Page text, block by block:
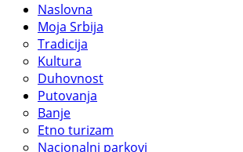
Naslovna
Moja Srbija
Tradicija
Kultura
Duhovnost
Putovanja
Banje
Etno turizam
Nacionalni parkovi